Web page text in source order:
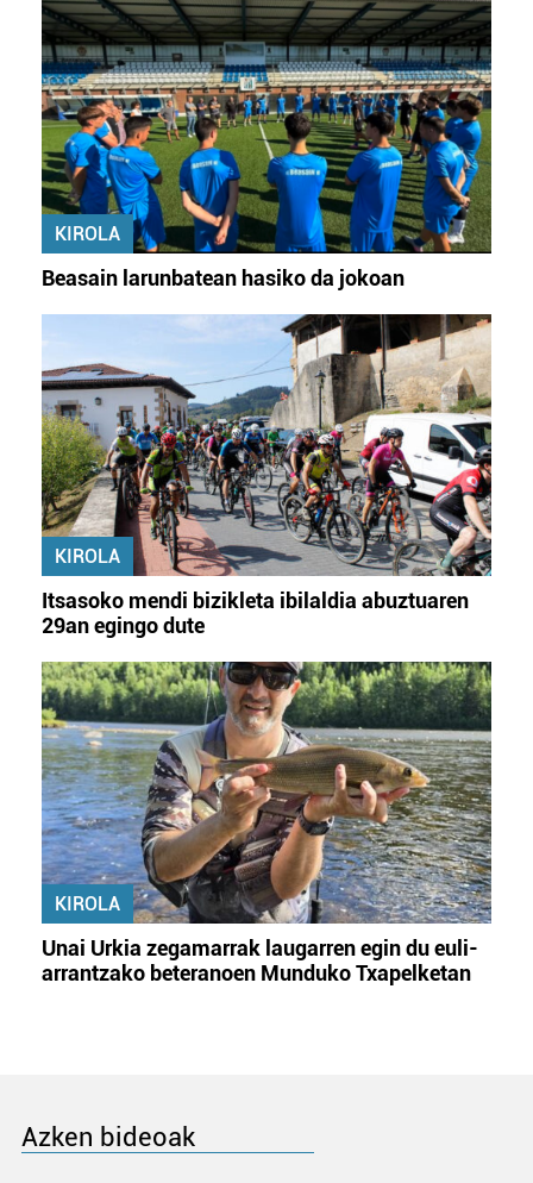
KIROLA
Beasain larunbatean hasiko da jokoan
KIROLA
Itsasoko mendi bizikleta ibilaldia abuztuaren
29an egingo dute
KIROLA
Unai Urkia zegamarrak laugarren egin du euli-
arrantzako beteranoen Munduko Txapelketan
Azken bideoak